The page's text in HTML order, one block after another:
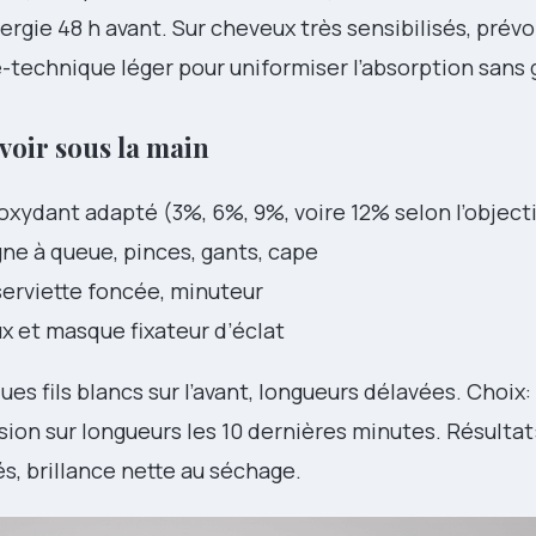
48 h avant. Sur cheveux très sensibilisés,
léger pour uniformiser l’absorption sans
sous la main
adapté (3%, 6%, 9%, voire 12% selon
à queue, pinces, gants, cape
foncée, minuteur
et masque fixateur d’éclat
fils blancs sur l’avant, longueurs délavées.
sur longueurs les 10 dernières minutes.
brillance nette au séchage.